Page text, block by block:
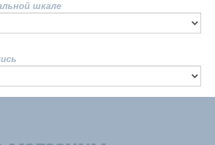
шкале